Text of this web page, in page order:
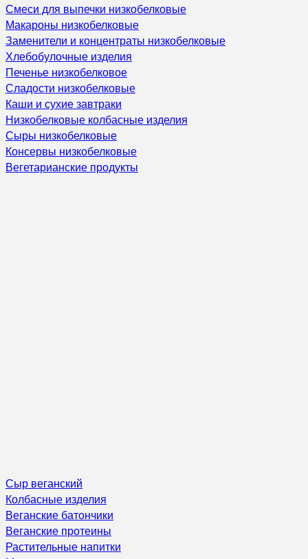
Смеси для выпечки низкобелковые
Макароны низкобелковые
Заменители и концентраты низкобелковые
Хлебобулочные изделия
Печенье низкобелковое
Сладости низкобелковые
Каши и сухие завтраки
Низкобелковые колбасные изделия
Сыры низкобелковые
Консервы низкобелковые
Вегетарианские продукты
Сыр веганский
Колбасные изделия
Веганские батончики
Веганские протеины
Растительные напитки